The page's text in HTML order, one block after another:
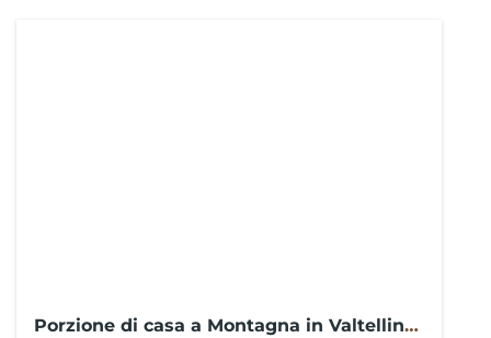
Porzione di casa a Montagna in Valtellina